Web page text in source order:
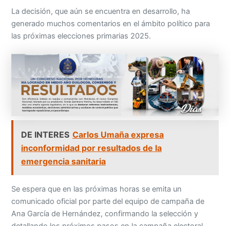
La decisión, que aún se encuentra en desarrollo, ha
generado muchos comentarios en el ámbito político para
las próximas elecciones primarias 2025.
DE INTERES Carlos Umaña expresa
inconformidad por resultados de la
emergencia sanitaria
Se espera que en las próximas horas se emita un
comunicado oficial por parte del equipo de campaña de
Ana García de Hernández, confirmando la selección y